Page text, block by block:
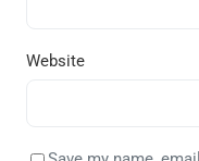
Website